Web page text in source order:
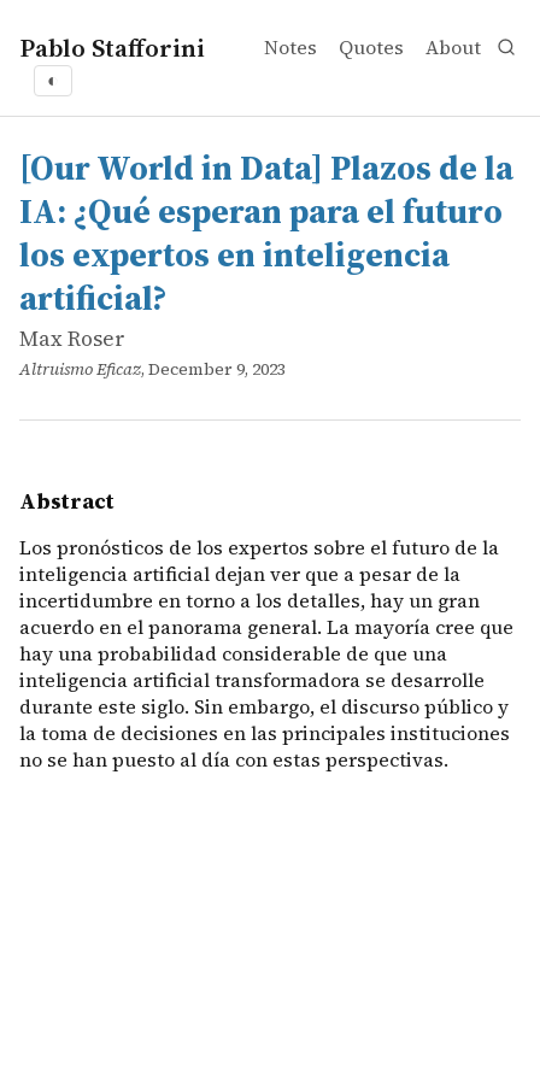
Pablo Stafforini Notes Quotes About
◐
works
Max Roser
[Our World in Data] Plazos de la IA: ¿Qué esperan
online
Los pronósticos de los expertos sobre el futuro de la
[Our World in Data] Plazos de la
IA: ¿Qué esperan para el futuro
los expertos en inteligencia
artificial?
Max Roser
Altruismo Eficaz, December 9, 2023
Abstract
Los pronósticos de los expertos sobre el futuro de la
inteligencia artificial dejan ver que a pesar de la
incertidumbre en torno a los detalles, hay un gran
acuerdo en el panorama general. La mayoría cree que
hay una probabilidad considerable de que una
inteligencia artificial transformadora se desarrolle
durante este siglo. Sin embargo, el discurso público y
la toma de decisiones en las principales instituciones
no se han puesto al día con estas perspectivas.